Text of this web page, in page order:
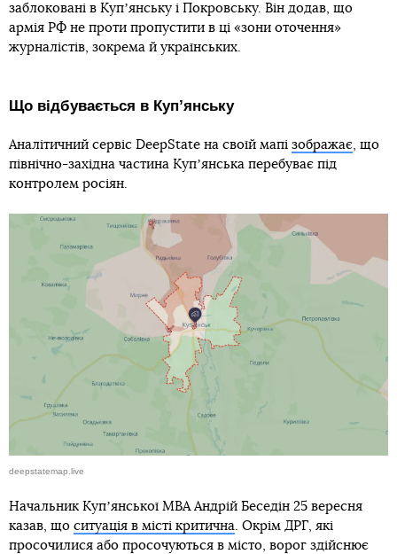
заблоковані в Купʼянську і Покровську. Він додав, що
армія РФ не проти пропустити в ці «зони оточення»
журналістів, зокрема й українських.
Що відбувається в Купʼянську
Аналітичний сервіс DeepState на своїй мапі зображає, що
північно-західна частина Купʼянська перебуває під
контролем росіян.
deepstatemap.live
Начальник Купʼянської МВА Андрій Беседін 25 вересня
казав, що ситуація в місті критична. Окрім ДРГ, які
просочилися або просочуються в місто, ворог здійснює